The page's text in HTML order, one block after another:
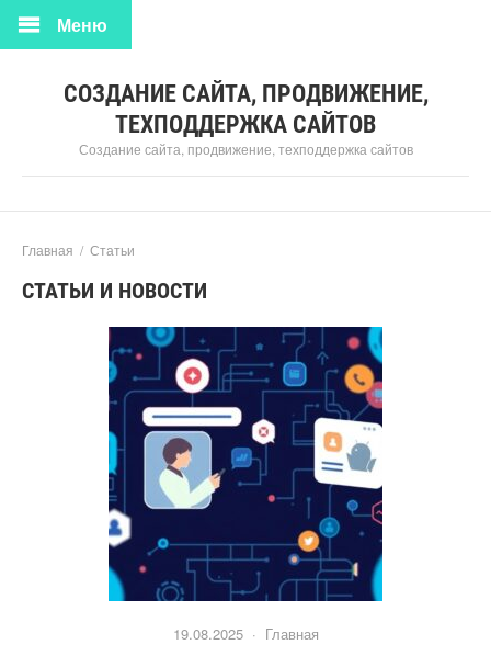
СОЗДАНИЕ САЙТА, ПРОДВИЖЕНИЕ,
ТЕХПОДДЕРЖКА САЙТОВ
Создание сайта, продвижение, техподдержка сайтов
Меню
Главная / Статьи
СТАТЬИ И НОВОСТИ
19.08.2025 · Главная